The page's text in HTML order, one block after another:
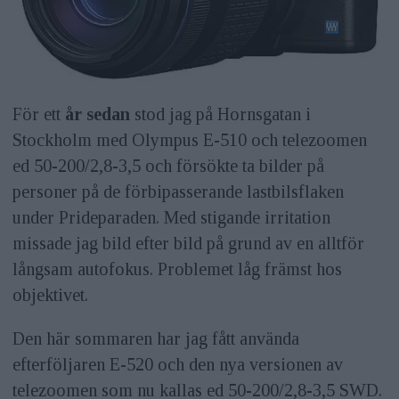
För ett år sedan stod jag på Hornsgatan i
Stockholm med Olympus E-510 och telezoomen
ed 50-200/2,8-3,5 och försökte ta bilder på
personer på de förbipasserande lastbilsflaken
under Prideparaden. Med stigande irritation
missade jag bild efter bild på grund av en alltför
långsam autofokus. Problemet låg främst hos
objektivet.
Den här sommaren har jag fått använda
efterföljaren E-520 och den nya versionen av
telezoomen som nu kallas ed 50-200/2,8-3,5 SWD.